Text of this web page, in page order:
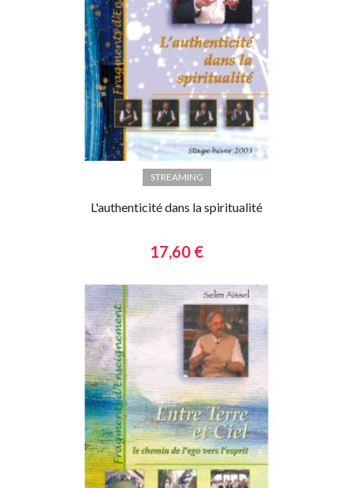
STREAMING
L'authenticité dans la spiritualité
17,60 €